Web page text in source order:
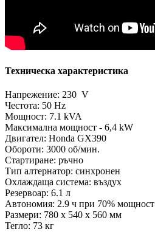
Техническа характеристика
Напрежение: 230 V
Честота: 50 Hz
Мощност: 7.1 kVA
Максимална мощност - 6,4 kW
Двигател: Honda GX390
Обороти: 3000 об/мин.
Стартиране: ръчно
Тип алтернатор: синхронен
Охлаждаща система: въздух
Резервоар: 6.1 л
Автономия: 2.9 ч при 70% мощност
Размери: 780 x 540 x 560 мм
Тегло: 73 кг